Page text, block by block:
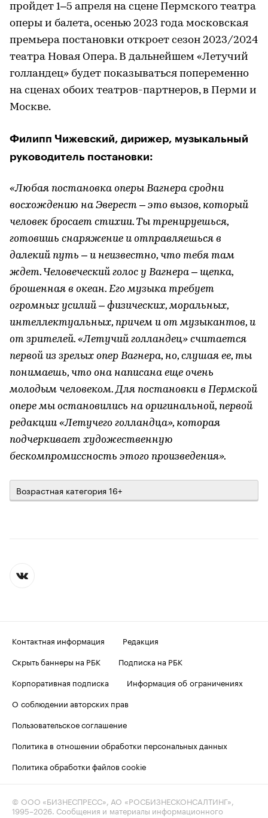
пройдет 1–5 апреля на сцене Пермского театра
оперы и балета, осенью 2023 года московская
премьера постановки откроет сезон 2023/2024
театра Новая Опера. В дальнейшем «Летучий
голландец» будет показываться попеременно
на сценах обоих театров-партнеров, в Перми и
Москве.
Филипп Чижевский, дирижер, музыкальный
руководитель постановки:
«Любая постановка оперы Вагнера сродни
восхождению на Эверест – это вызов, который
человек бросает стихии. Ты тренируешься,
готовишь снаряжение и отправляешься в
далекий путь – и неизвестно, что тебя там
ждет. Человеческий голос у Вагнера – щепка,
брошенная в океан. Его музыка требует
огромных усилий – физических, моральных,
интеллектуальных, причем и от музыкантов, и
от зрителей. «Летучий голландец» считается
первой из зрелых опер Вагнера, но, слушая ее, ты
понимаешь, что она написана еще очень
молодым человеком. Для постановки в Пермской
опере мы остановились на оригинальной, первой
редакции «Летучего голландца», которая
подчеркивает художественную
бескомпромиссность этого произведения».
Возрастная категория 16+
Контактная информация
Редакция
Скрыть баннеры на РБК
Подписка на РБК
Корпоративная подписка
Информация об ограничениях
О соблюдении авторских прав
Пользовательское соглашение
Политика в отношении обработки персональных данных
Политика обработки файлов cookie
© ООО «БИЗНЕСПРЕСС», АО «РОСБИЗНЕСКОНСАЛТИНГ»,
1995–2026 . Сообщения и материалы информационного